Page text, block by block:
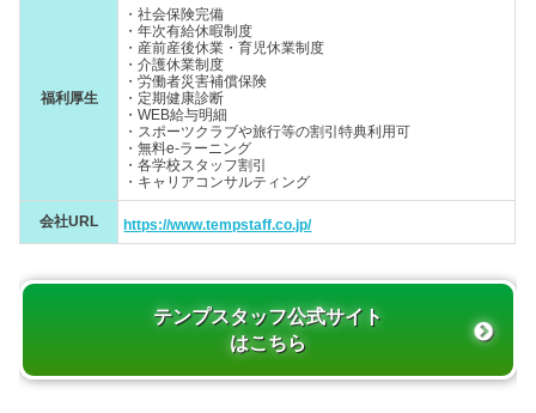
福利厚生
・社会保険完備
・年次有給休暇制度
・産前産後休業・育児休業制度
・介護休業制度
・労働者災害補償保険
・定期健康診断
・WEB給与明細
・スポーツクラブや旅行等の割引特典利用可
・無料e-ラーニング
・各学校スタッフ割引
・キャリアコンサルティング
会社URL https://www.tempstaff.co.jp/
テンプスタッフ公式サイト
はこちら